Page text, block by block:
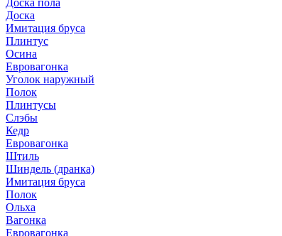
Доска пола
Доска
Имитация бруса
Плинтус
Осина
Евровагонка
Уголок наружный
Полок
Плинтусы
Слэбы
Кедр
Евровагонка
Штиль
Шиндель (дранка)
Имитация бруса
Полок
Ольха
Вагонка
Евровагонка